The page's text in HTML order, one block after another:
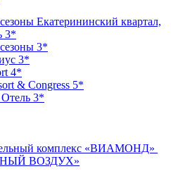
Екатерининский квартал,
3*
3*
3*
4*
& Congress 5*
3*
комплекс «ВИАМОНД»
ВОЗДУХ»